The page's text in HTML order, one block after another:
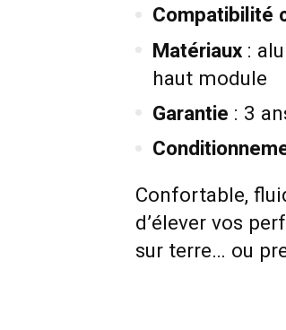
Compatibilité
Matériaux:
haut module
Garantie : 3
Confortable,
d’élever vos
sur terre… ou